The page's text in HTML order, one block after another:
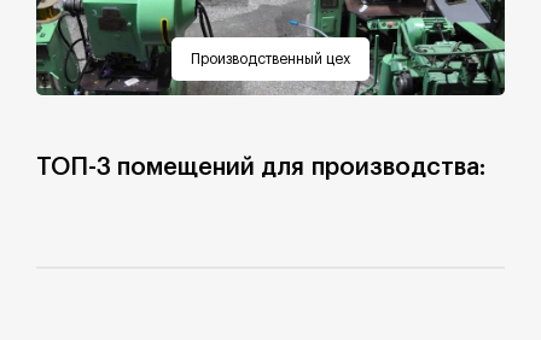
Производственный цех
ТОП-3 помещений для производства: